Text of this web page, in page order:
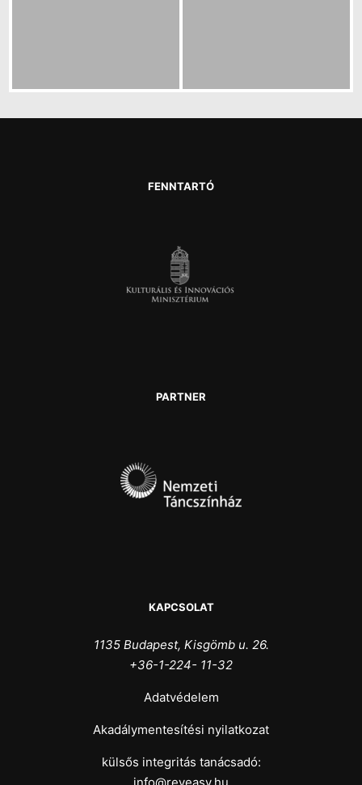
FENNTARTÓ
PARTNER
KAPCSOLAT
1135 Budapest, Kisgömb u. 26.
+36-1-224- 11-32
Adatvédelem
Akadálymentesítési nyilatkozat
külsős integritás tanácsadó: